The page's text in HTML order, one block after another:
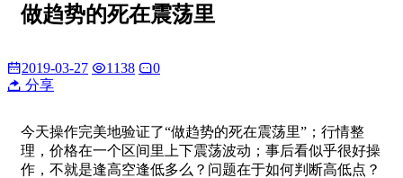
做趋势的死在震荡里
2019-03-27 1138
0
分享
今天操作完美地验证了“做趋势的死在震荡里”；行情整
理，价格在一个区间里上下震荡波动；事后看似乎很好操
作，不就是逢高空逢低多么？问题在于如何判断高低点？